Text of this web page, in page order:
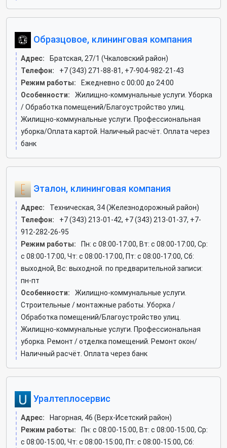
Образцовое, клининговая компания
Адрес:
Братская, 27/1 (Чкаловский район)
Телефон:
+7 (343) 271-88-81, +7-904-982-21-43
Режим работы:
Ежедневно с 00:00 до 24:00
Особенности:
Жилищно-коммунальные услуги. Уборка
/ Обработка помещений/Благоустройство улиц.
Жилищно-коммунальные услуги. Профессиональная
уборка/Оплата картой. Наличный расчёт. Оплата через
банк
Эталон, клининговая компания
Адрес:
Техническая, 34 (Железнодорожный район)
Телефон:
+7 (343) 213-01-42, +7 (343) 213-01-37, +7-
912-282-26-95
Режим работы:
Пн: c 08:00-17:00, Вт: c 08:00-17:00, Ср:
c 08:00-17:00, Чт: c 08:00-17:00, Пт: c 08:00-17:00, Сб:
выходной, Вс: выходной. по предварительной записи:
пн-пт
Особенности:
Жилищно-коммунальные услуги.
Строительные / монтажные работы. Уборка /
Обработка помещений/Благоустройство улиц.
Жилищно-коммунальные услуги. Профессиональная
уборка. Ремонт / отделка помещений. Ремонт окон/
Наличный расчёт. Оплата через банк
Уралтеплосервис
Адрес:
Нагорная, 46 (Верх-Исетский район)
Режим работы:
Пн: c 08:00-15:00, Вт: c 08:00-15:00, Ср:
c 08:00-15:00, Чт: c 08:00-15:00, Пт: c 08:00-15:00, Сб: